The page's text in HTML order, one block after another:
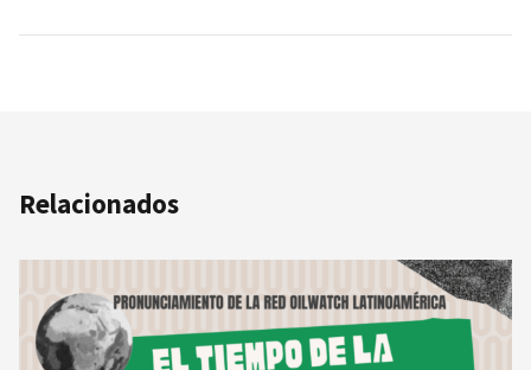
Relacionados